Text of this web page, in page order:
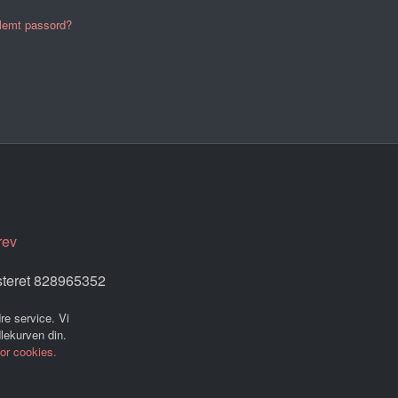
passord?
828965352
service. Vi
din.
cookies.